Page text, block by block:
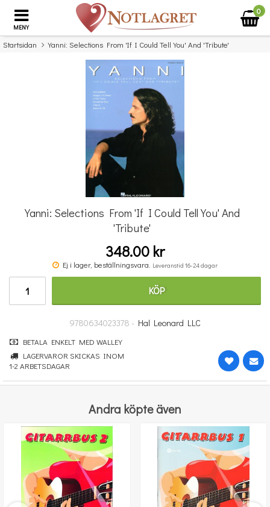
MENY
0
Startsidan Yanni: Selections From 'If I Could Tell You' And 'Tribute'
Missa inte detta...
Komplett Sångteknik - svenska (Cathrine Sadolin)
670 kr
Yanni: Selections From 'If I Could Tell You' And
'Tribute'
348.00 kr
Ej i lager, beställningsvara. Leveranstid 16-24 dagar
KÖP
9780634023378 - Hal Leonard LLC
BETALA ENKELT MED WALLEY
LAGERVAROR SKICKAS INOM
1-2 ARBETSDAGAR
Andra köpte även